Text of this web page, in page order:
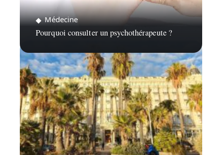
Médecine
Pourquoi consulter un psychothérapeute ?